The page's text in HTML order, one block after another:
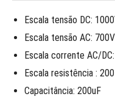
Escala tensão DC:
Escala tensão AC: 700V
Escala corrente AC/
Escala resistência :
Capacitância: 200uF